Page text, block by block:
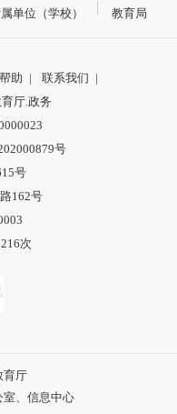
单位（学校） 教育局
助 | 联系我们 |
厅.政务
号
号
162号
次
育厅
、信息中心